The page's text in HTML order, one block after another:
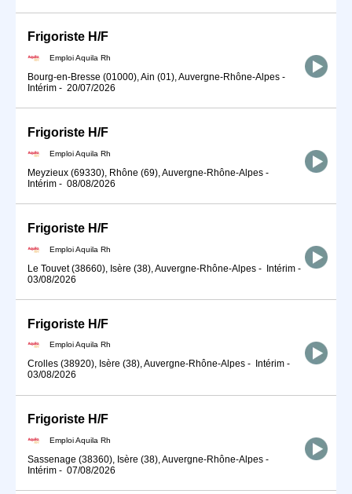
Frigoriste H/F
Emploi Aquila Rh
Bourg-en-Bresse (01000), Ain (01), Auvergne-Rhône-Alpes -
Intérim - 20/07/2026
Frigoriste H/F
Emploi Aquila Rh
Meyzieux (69330), Rhône (69), Auvergne-Rhône-Alpes -
Intérim - 08/08/2026
Frigoriste H/F
Emploi Aquila Rh
Le Touvet (38660), Isère (38), Auvergne-Rhône-Alpes - Intérim -
03/08/2026
Frigoriste H/F
Emploi Aquila Rh
Crolles (38920), Isère (38), Auvergne-Rhône-Alpes - Intérim -
03/08/2026
Frigoriste H/F
Emploi Aquila Rh
Sassenage (38360), Isère (38), Auvergne-Rhône-Alpes -
Intérim - 07/08/2026